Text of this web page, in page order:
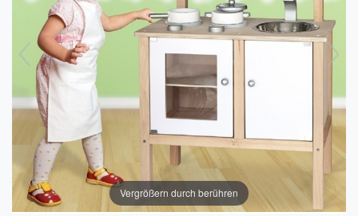
Vergrößern durch berühren